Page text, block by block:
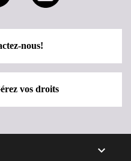
nous!
vos droits
